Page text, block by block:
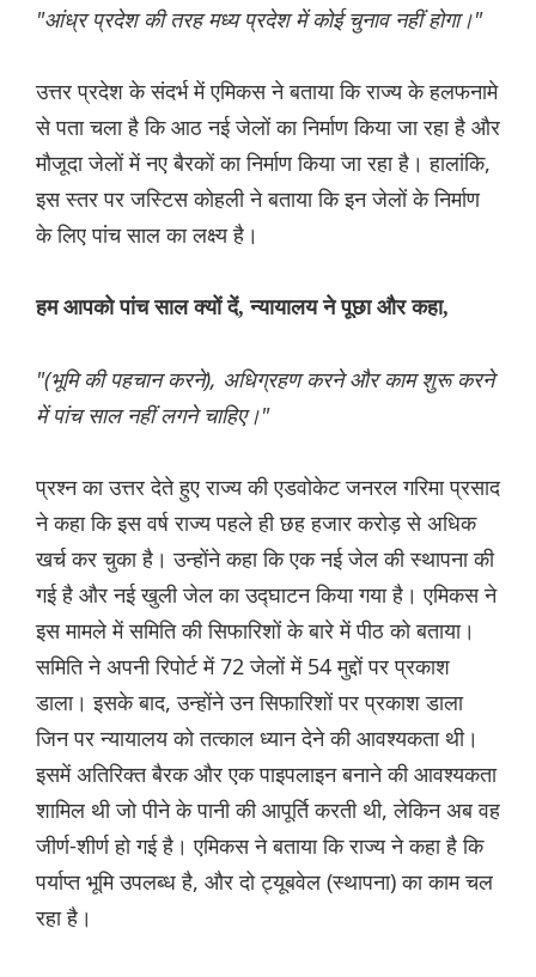
"आंध्र प्रदेश की तरह मध्य प्रदेश में कोई चुनाव नहीं होगा।"
उत्तर प्रदेश के संदर्भ में एमिकस ने बताया कि राज्य के हलफनामे
से पता चला है कि आठ नई जेलों का निर्माण किया जा रहा है और
मौजूदा जेलों में नए बैरकों का निर्माण किया जा रहा है। हालांकि,
इस स्तर पर जस्टिस कोहली ने बताया कि इन जेलों के निर्माण
के लिए पांच साल का लक्ष्य है।
हम आपको पांच साल क्यों दें, न्यायालय ने पूछा और कहा,
"(भूमि की पहचान करने), अधिग्रहण करने और काम शुरू करने
में पांच साल नहीं लगने चाहिए।"
प्रश्न का उत्तर देते हुए राज्य की एडवोकेट जनरल गरिमा प्रसाद
ने कहा कि इस वर्ष राज्य पहले ही छह हजार करोड़ से अधिक
खर्च कर चुका है। उन्होंने कहा कि एक नई जेल की स्थापना की
गई है और नई खुली जेल का उद्घाटन किया गया है। एमिकस ने
इस मामले में समिति की सिफारिशों के बारे में पीठ को बताया।
समिति ने अपनी रिपोर्ट में 72 जेलों में 54 मुद्दों पर प्रकाश
डाला। इसके बाद, उन्होंने उन सिफारिशों पर प्रकाश डाला
जिन पर न्यायालय को तत्काल ध्यान देने की आवश्यकता थी।
इसमें अतिरिक्त बैरक और एक पाइपलाइन बनाने की आवश्यकता
शामिल थी जो पीने के पानी की आपूर्ति करती थी, लेकिन अब वह
जीर्ण-शीर्ण हो गई है। एमिकस ने बताया कि राज्य ने कहा है कि
पर्याप्त भूमि उपलब्ध है, और दो ट्यूबवेल (स्थापना) का काम चल
रहा है।